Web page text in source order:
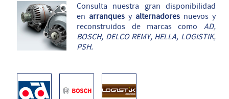
Consulta nuestra gran disponibilidad
en arranques y alternadoresnuevos y
reconstruidos de marcas como AD,
BOSCH, DELCO REMY, HELLA, LOGISTIK,
PSH.